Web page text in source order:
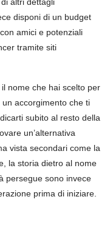
disponi di un budget
amici e potenziali
tramite siti
nome che hai scelto per
accorgimento che ti
subito al resto della
un’alternativa
vista secondari come la
la storia dietro al nome
persegue sono invece
prima di iniziare.